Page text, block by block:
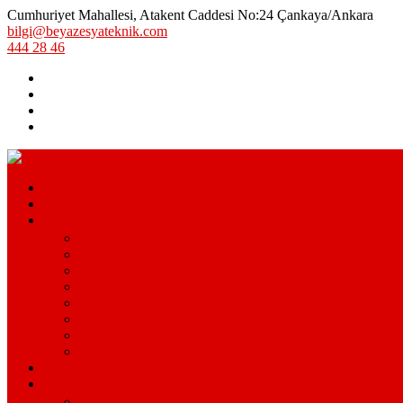
Cumhuriyet Mahallesi, Atakent Caddesi No:24 Çankaya/Ankara
bilgi@beyazesyateknik.com
444 28 46